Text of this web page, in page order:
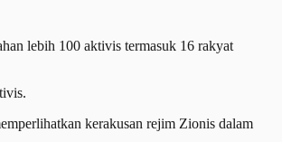
lebih 100 aktivis termasuk 16 rakyat
kerakusan rejim Zionis dalam